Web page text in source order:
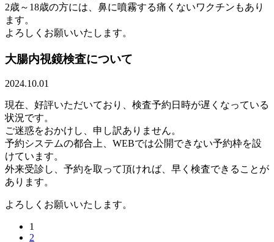
2歳～18歳の方には、鼻に噴霧する痛くないワクチンもあり
ます。
よろしくお願いいたします。
大腸内視鏡検査について
2024.10.01
現在、好評いただいており、検査予約日時が遅くなっている
状況です。
ご迷惑をおかけし、申し訳ありません。
予約システムの都合上、WEBでは公開できない予約枠を設
けています。
外来受診し、予約を取って頂ければ、早く検査できることが
あります。
よろしくお願いいたします。
1
2